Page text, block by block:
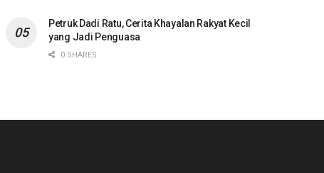
Petruk Dadi Ratu, Cerita Khayalan Rakyat Kecil
yang Jadi Penguasa
0 SHARES